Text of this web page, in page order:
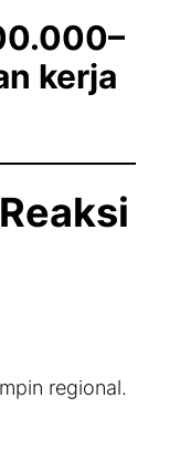
kerja
regional.